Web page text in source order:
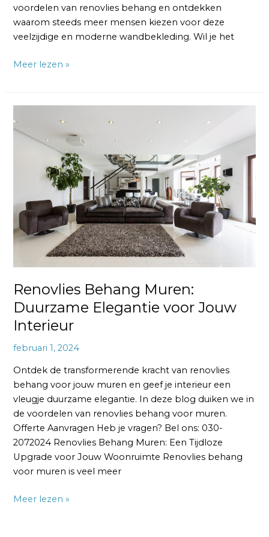
voordelen van renovlies behang en ontdekken
waarom steeds meer mensen kiezen voor deze
veelzijdige en moderne wandbekleding. Wil je het
Meer lezen »
Renovlies Behang Muren:
Duurzame Elegantie voor Jouw
Interieur
februari 1, 2024
Ontdek de transformerende kracht van renovlies
behang voor jouw muren en geef je interieur een
vleugje duurzame elegantie. In deze blog duiken we in
de voordelen van renovlies behang voor muren.
Offerte Aanvragen Heb je vragen? Bel ons: 030-
2072024 Renovlies Behang Muren: Een Tijdloze
Upgrade voor Jouw Woonruimte Renovlies behang
voor muren is veel meer
Behang
Muren:
Duurzame
Elegantie
Jouw
Interieur
Meer lezen »